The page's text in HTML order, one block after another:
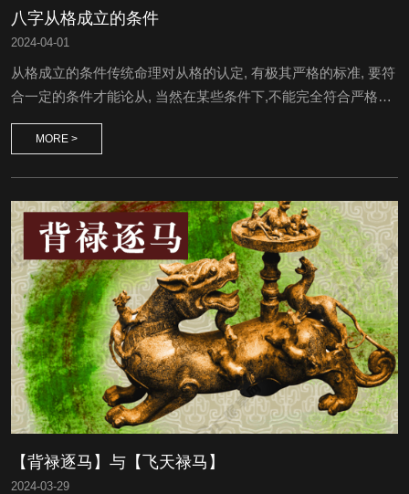
八字从格成立的条件
2024-04-01
从格成立的条件传统命理对从格的认定, 有极其严格的标准, 要符
合一定的条件才能论从, 当然在某些条件下,不能完全符合严格从
格的定义时, 也有所谓假从格的成立. 滴天髓有云“从得真者只论
从, 从神又有吉合凶,化得真者只论化,化神还有几般话, 真从之家
MORE >
【背禄逐马】与【飞天禄马】
2024-03-29